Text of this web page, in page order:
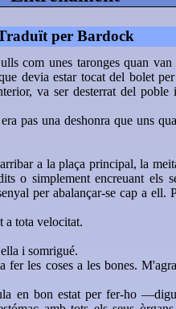
40 41
45
per Bardock
com unes taronges quan
devia estar tocat del bolet
va ser desterrat del
pas una deshonra que uns
a la plaça principal, la
o simplement encreuant els
per abalançar-se cap a
a tota velocitat.
i somrigué.
les coses a les bones.
en bon estat per fer-ho